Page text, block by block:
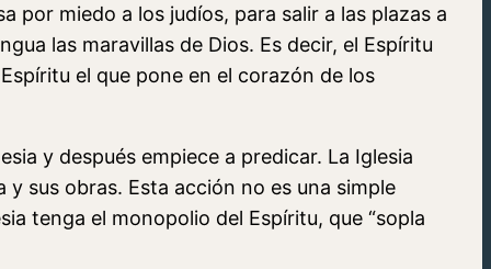
por miedo a los judíos, para salir a las plazas a
las maravillas de Dios. Es decir, el Espíritu
el que pone en el corazón de los
y después empiece a predicar. La Iglesia
sus obras. Esta acción no es una simple
tenga el monopolio del Espíritu, que “sopla